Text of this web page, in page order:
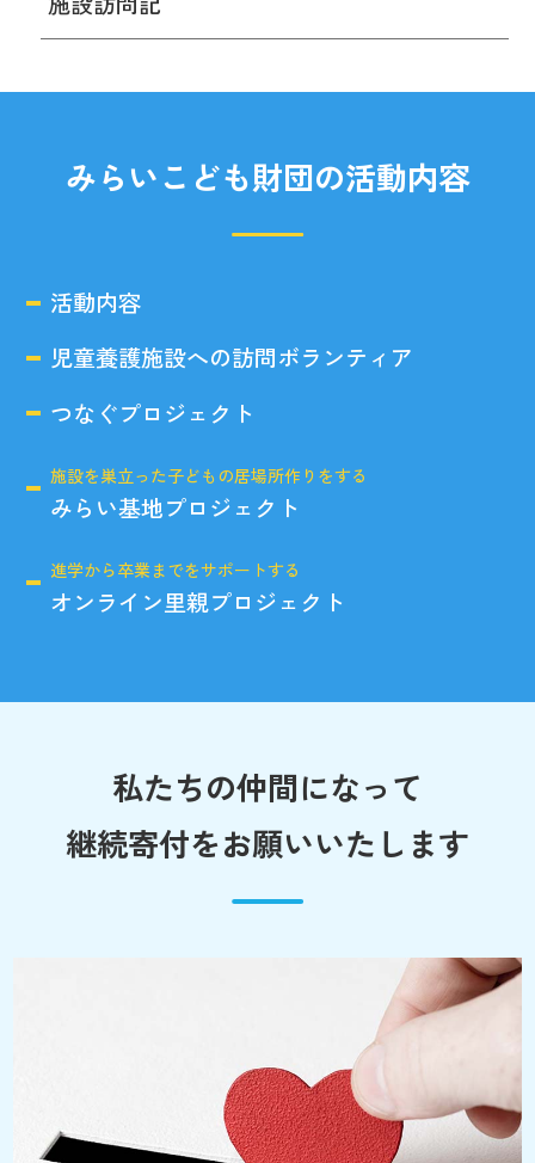
みらいこども財団の活動内容
活動内容
児童養護施設への訪問ボランティア
つなぐプロジェクト
施設を巣立った子どもの居場所作りをする
みらい基地プロジェクト
進学から卒業までをサポートする
オンライン里親プロジェクト
私たちの仲間になって
継続寄付をお願いいたします